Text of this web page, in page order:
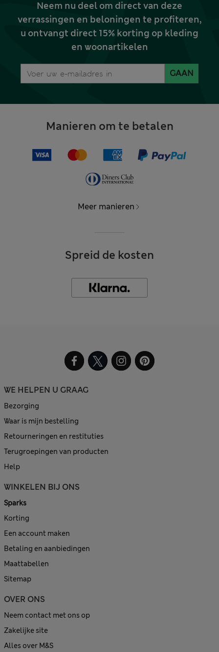
Neem nu deel om direct van deze
verrassingen en beloningen te profiteren,
u ontvangt direct 15% korting op kleding
en woonartikelen
GAAN
Manieren om te betalen
Meer manieren
Spreid de kosten
WE HELPEN U GRAAG
Bezorging
Waar is mijn bestelling
Retourneringen en restituties
Terugroepingen van producten
Help
WINKELEN BIJ ONS
Sparks
Korting
Een account maken
Betaling en aanbiedingen
Maattabellen
Sitemap
OVER ONS
Neem contact met ons op
Zakelijke site
Alles over M&S